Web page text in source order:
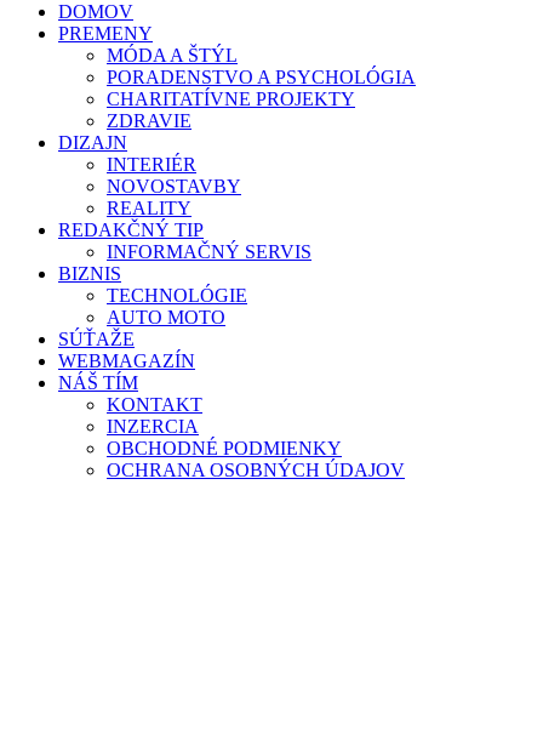
DOMOV
PREMENY
MÓDA A ŠTÝL
PORADENSTVO A PSYCHOLÓGIA
CHARITATÍVNE PROJEKTY
ZDRAVIE
DIZAJN
INTERIÉR
NOVOSTAVBY
REALITY
REDAKČNÝ TIP
INFORMAČNÝ SERVIS
BIZNIS
TECHNOLÓGIE
AUTO MOTO
SÚŤAŽE
WEBMAGAZÍN
NÁŠ TÍM
KONTAKT
INZERCIA
OBCHODNÉ PODMIENKY
OCHRANA OSOBNÝCH ÚDAJOV